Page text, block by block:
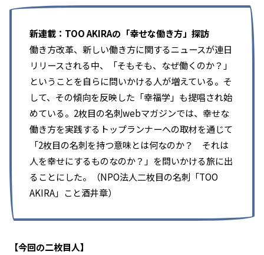
新連載：TOO AKIRAの「幸せな働き方」探訪
働き方改革、新しい働き方に関するニュースが連日
リリースされる中、「そもそも、なぜ働くのか？」
ということを自らに問いかける人が増えている。そ
して、その傾向を反映した「幸福学」も提唱され始
めている。2枚目の名刺webマガジンでは、幸せな
働き方を実践するトップランナーへの取材を通じて
「2枚目の名刺を持つ意味とは何なのか？ それは
人を幸せにするものなのか？」を問いかける旅に出
ることにした。（NPO法人二枚目の名刺「TOO
AKIRA」こと酒井章）
【今回の二枚目人】